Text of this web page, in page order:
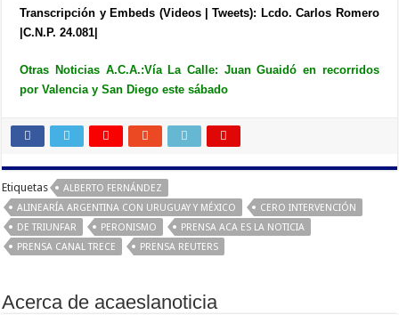
Transcripción y Embeds (Videos | Tweets): Lcdo. Carlos Romero
|C.N.P. 24.081|
Otras Noticias A.C.A.:Vía La Calle: Juan Guaidó en recorridos
por Valencia y San Diego este sábado
Etiquetas
ALBERTO FERNÁNDEZ
ALINEARÍA ARGENTINA CON URUGUAY Y MÉXICO
CERO INTERVENCIÓN
DE TRIUNFAR
PERONISMO
PRENSA ACA ES LA NOTICIA
PRENSA CANAL TRECE
PRENSA REUTERS
Acerca de acaeslanoticia